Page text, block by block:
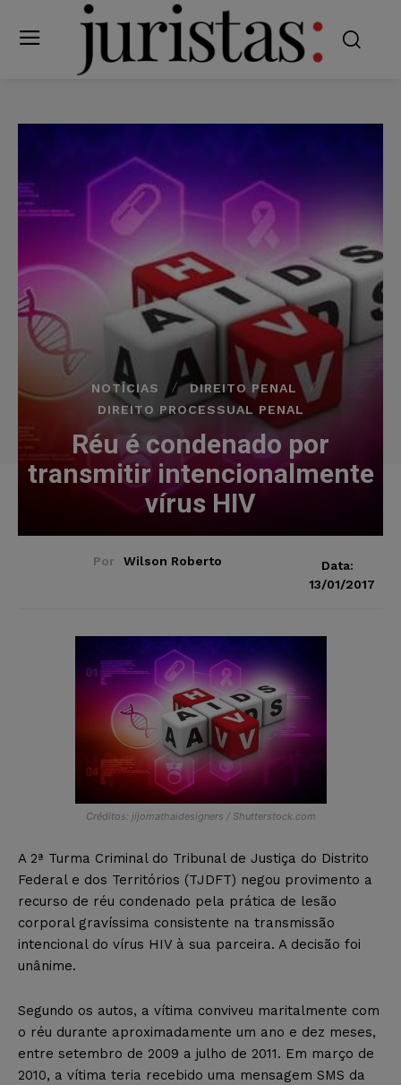
NOTÍCIAS
DIREITO PENAL
DIREITO PROCESSUAL PENAL
Réu é condenado por
transmitir intencionalmente
vírus HIV
Por Wilson Roberto
Data:
13/01/2017
Créditos: jijomathaidesigners / Shutterstock.com
A 2ª Turma Criminal do Tribunal de Justiça do Distrito
Federal e dos Territórios (TJDFT) negou provimento a
recurso de réu condenado pela prática de lesão
corporal gravíssima consistente na transmissão
intencional do vírus HIV à sua parceira. A decisão foi
unânime.
Segundo os autos, a vítima conviveu maritalmente com
o réu durante aproximadamente um ano e dez meses,
entre setembro de 2009 a julho de 2011. Em março de
2010, a vítima teria recebido uma mensagem SMS da